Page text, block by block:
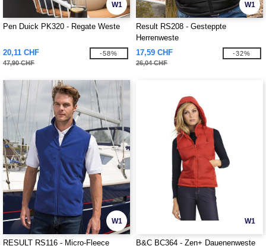
W1
Pen Duick PK320 - Regate Weste
20,11 CHF
47,90 CHF
-58%
W1
Result RS208 - Gesteppte
Herrenweste
17,59 CHF
26,04 CHF
-32%
W1
RESULT RS116 - Micro-Fleece
W1
B&C BC364 - Zen+ Dauenenweste